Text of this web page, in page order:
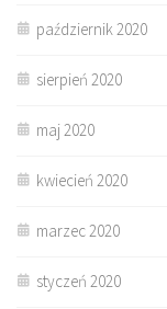
październik 2020
sierpień 2020
maj 2020
kwiecień 2020
marzec 2020
styczeń 2020